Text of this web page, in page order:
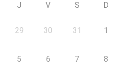
J V S D
29 30 31 1
5 6 7 8